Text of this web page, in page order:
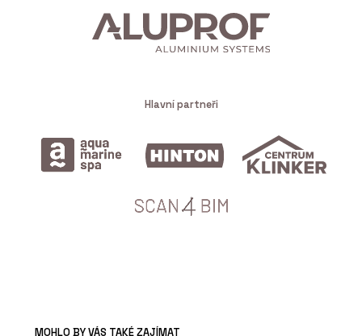
Hlavní partneři
MOHLO BY VÁS TAKÉ ZAJÍMAT